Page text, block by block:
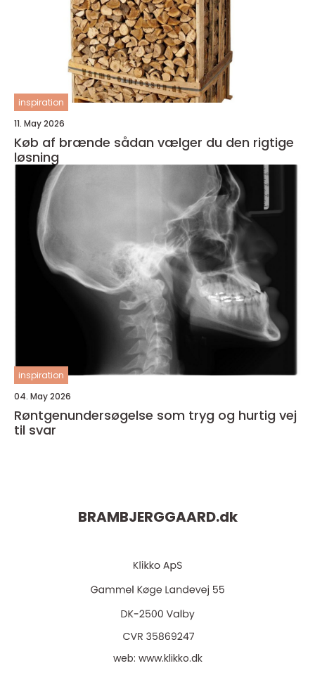
inspiration
11. May 2026
Køb af brænde sådan vælger du den rigtige
løsning
inspiration
04. May 2026
Røntgenundersøgelse som tryg og hurtig vej
til svar
BRAMBJERGGAARD.dk
web: www.klikko.dk